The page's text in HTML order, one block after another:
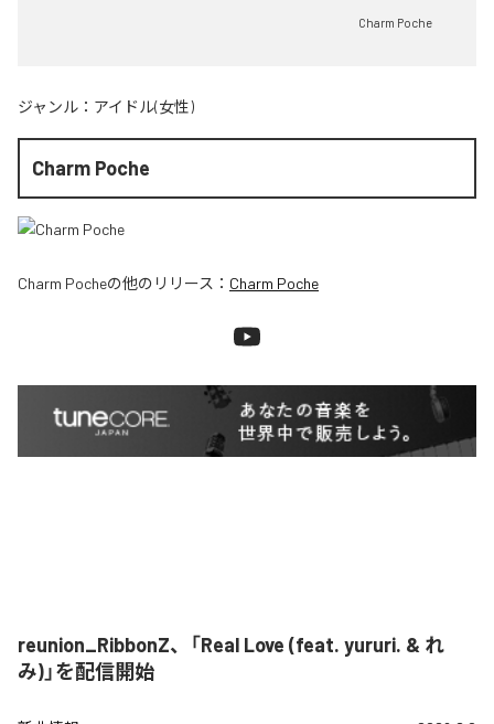
Charm Poche
ジャンル： アイドル(女性)
Charm Poche
Charm Pocheの他のリリース： Charm Poche
reunion_RibbonZ、「Real Love (feat. yururi. & れ
み)」を配信開始